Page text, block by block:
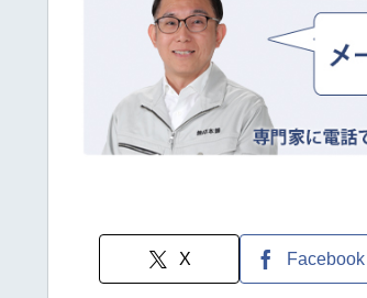
X Facebook